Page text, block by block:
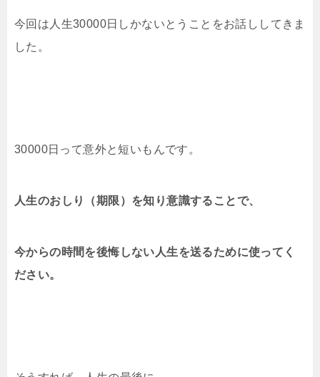
今回は人生30000日しかないとうことをお話ししてきま
した。
30000日って意外と短いもんです。
人生のおしり（期限）を知り意識することで、
今からの時間を後悔しない人生を送るために使ってく
ださい。